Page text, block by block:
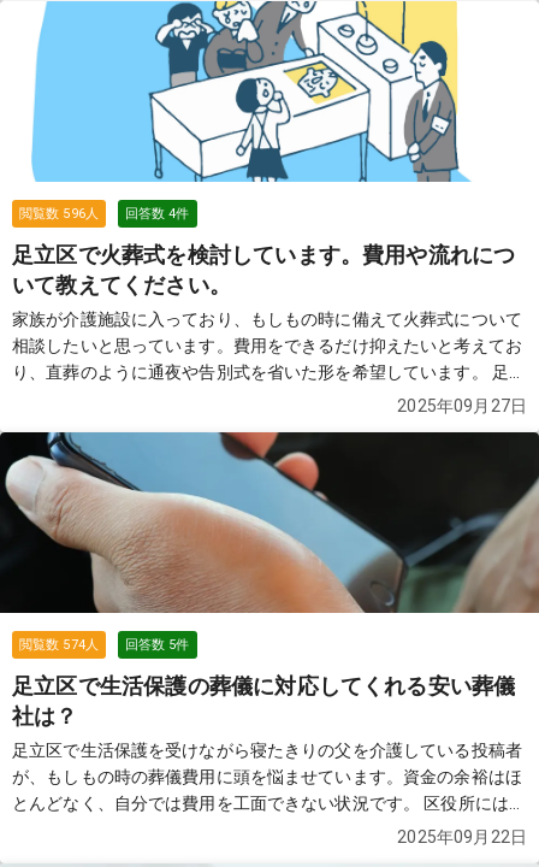
閲覧数 596人 回答数4件
足立区で火葬式を検討しています。費用や流れにつ
いて教えてください。
家族が介護施設に入っており、もしもの時に備えて火葬式について
相談したいと思っています。費用をできるだけ抑えたいと考えてお
り、直葬のように通夜や告別式を省いた形を希望しています。 足立
区に住んでいますが、どこの火葬場を利用することになるのか、ま
用、火葬場の使用料、葬祭費の補助についても教えていただければ
助かります。続きを見る
2025年09月27日
閲覧数 574人 回答数 5件
足立区で生活保護の葬儀に対応してくれる安い葬儀
社は？
足立区で生活保護を受けながら寝たきりの父を介護している投稿者
が、もしもの時の葬儀費用に頭を悩ませています。資金の余裕はほ
とんどなく、自分では費用を工面できない状況です。 区役所には
「葬祭扶助」という制度があると聞いたことがあるものの、父がま
2025年09月22日